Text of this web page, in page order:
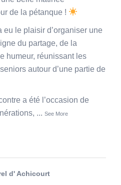
de la pétanque !
eu le plaisir d’organiser une
du partage, de la
humeur, réunissant les
autour d’une partie de
a été l’occasion de
... See More
d' Achicourt